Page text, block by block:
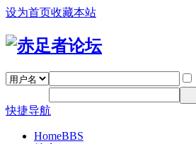
设为首页收藏本站
快捷导航
HomeBBS